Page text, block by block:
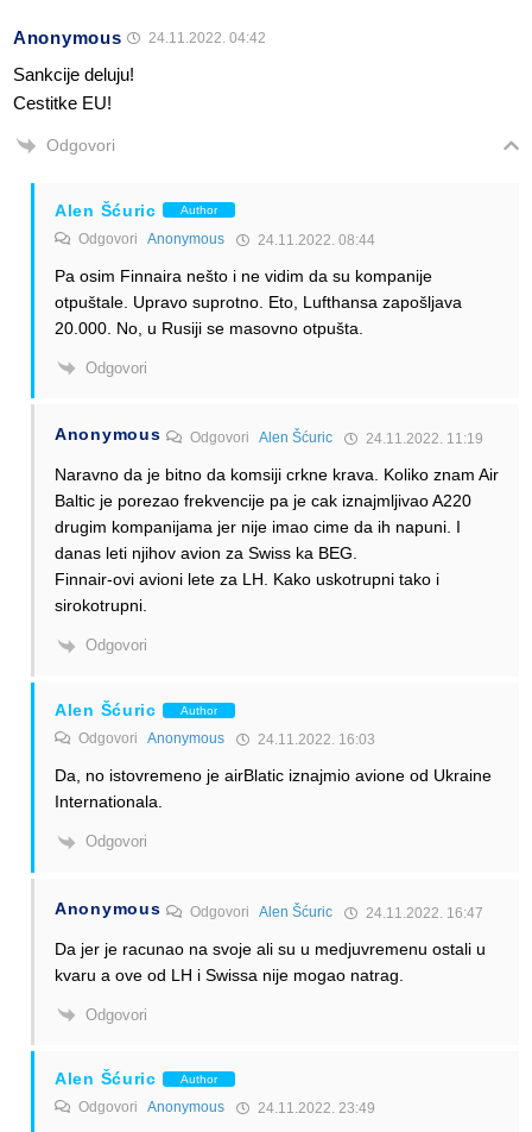
Anonymous 24.11.2022. 04:42
Sankcije deluju!
Cestitke EU!
Odgovori
Alen Šćuric Author
Odgovori Anonymous 24.11.2022. 08:44
Pa osim Finnaira nešto i ne vidim da su kompanije
otpuštale. Upravo suprotno. Eto, Lufthansa zapošljava
20.000. No, u Rusiji se masovno otpušta.
Odgovori
Anonymous OdgovoriAlen Šćuric 24.11.2022. 11:19
Naravno da je bitno da komsiji crkne krava. Koliko znam Air
Baltic je porezao frekvencije pa je cak iznajmljivao A220
drugim kompanijama jer nije imao cime da ih napuni. I
danas leti njihov avion za Swiss ka BEG.
Finnair-ovi avioni lete za LH. Kako uskotrupni tako i
sirokotrupni.
Odgovori
Alen Šćuric Author
Odgovori Anonymous 24.11.2022. 16:03
Da, no istovremeno je airBlatic iznajmio avione od Ukraine
Internationala.
Odgovori
Anonymous OdgovoriAlen Šćuric 24.11.2022. 16:47
Da jer je racunao na svoje ali su u medjuvremenu ostali u
kvaru a ove od LH i Swissa nije mogao natrag.
Odgovori
Alen Šćuric Author
Odgovori Anonymous 24.11.2022. 23:49